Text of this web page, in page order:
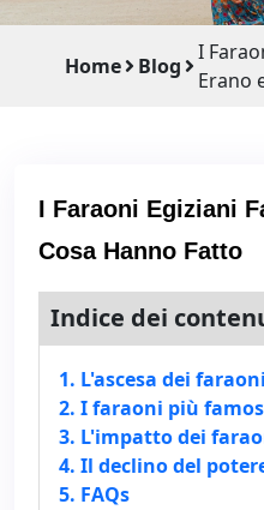
Home Blog
I
Erano
I Faraoni Egiziani
Cosa Hanno Fatto
Indice dei
1. L'ascesa dei
2. I faraoni più
3. L'impatto dei
4. Il declino del
5. FAQs